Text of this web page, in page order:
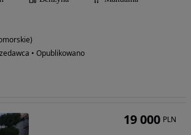
• Opublikowano
19 000 PLN